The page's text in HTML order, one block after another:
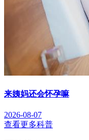
来姨妈还会怀孕嘛
2026-08-07
查看更多科普